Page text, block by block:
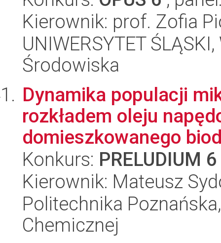
Kierownik: prof. Zofia
UNIWERSYTET
Środowiska
Dynamika populacji
rozkładem oleju
domieszkowanego
Konkurs: PRELUDIUM 6
Kierownik: Mateusz
Politechnika
Chemicznej